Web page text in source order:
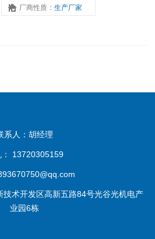
厂商性质： 生产厂家
系人：胡经理
： 13720305159
术开发区高新五路84号光谷光机电产
业园6栋